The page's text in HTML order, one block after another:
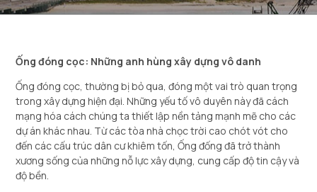
Ống đóng cọc: Những anh hùng xây dựng vô danh
Ống đóng cọc, thường bị bỏ qua, đóng một vai trò quan trọng
trong xây dựng hiện đại. Những yếu tố vô duyên này đã cách
mạng hóa cách chúng ta thiết lập nền tảng mạnh mẽ cho các
dự án khác nhau. Từ các tòa nhà chọc trời cao chót vót cho
đến các cấu trúc dân cư khiêm tốn, Ống đống đã trở thành
xương sống của những nỗ lực xây dựng, cung cấp độ tin cậy và
độ bền.